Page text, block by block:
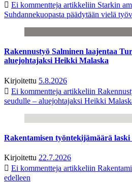
Ei kommentteja artikkeliin Starkin
Suhdannekuopasta päädytään vielä
Rakennustyö Salminen laajentaa
aluejohtajaksi Heikki Malaska
Kirjoitettu 5.8.2026
Ei kommentteja artikkeliin
seudulle – aluejohtajaksi Heikki
Rakentamisen työntekijämäärä laski
Kirjoitettu 22.7.2026
Ei kommentteja artikkeliin
edelleen